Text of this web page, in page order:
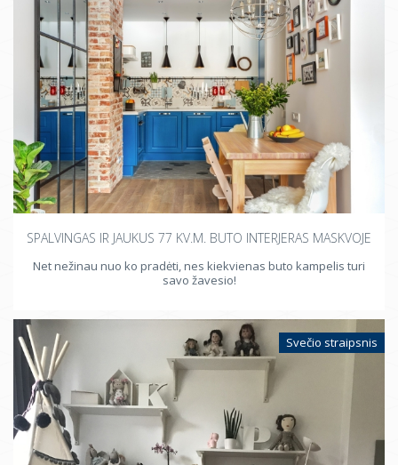
SPALVINGAS IR JAUKUS 77 KV.M. BUTO INTERJERAS MASKVOJE
Net nežinau nuo ko pradėti, nes kiekvienas buto kampelis turi
savo žavesio!
Svečio straipsnis